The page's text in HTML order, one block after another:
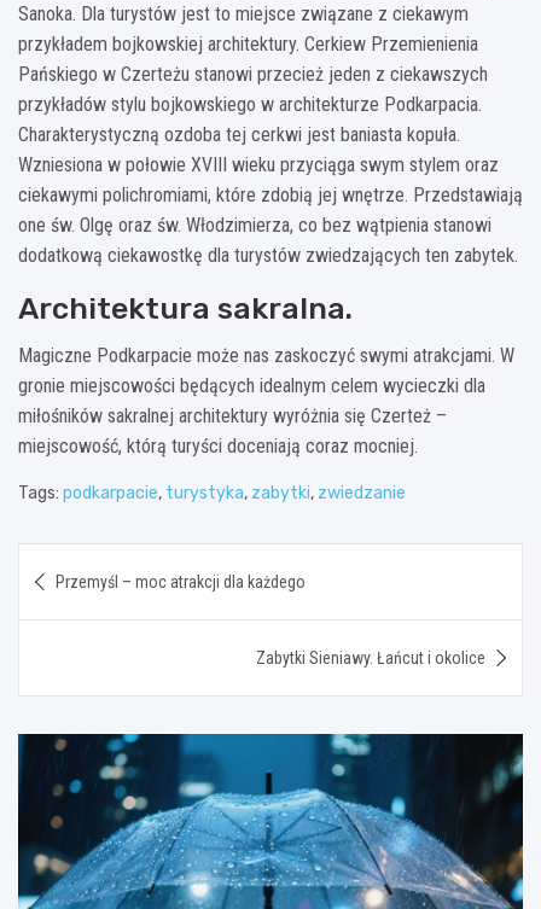
Sanoka. Dla turystów jest to miejsce związane z ciekawym
przykładem bojkowskiej architektury. Cerkiew Przemienienia
Pańskiego w Czerteżu stanowi przecież jeden z ciekawszych
przykładów stylu bojkowskiego w architekturze Podkarpacia.
Charakterystyczną ozdoba tej cerkwi jest baniasta kopuła.
Wzniesiona w połowie XVIII wieku przyciąga swym stylem oraz
ciekawymi polichromiami, które zdobią jej wnętrze. Przedstawiają
one św. Olgę oraz św. Włodzimierza, co bez wątpienia stanowi
dodatkową ciekawostkę dla turystów zwiedzających ten zabytek.
Architektura sakralna.
Magiczne Podkarpacie może nas zaskoczyć swymi atrakcjami. W
gronie miejscowości będących idealnym celem wycieczki dla
miłośników sakralnej architektury wyróżnia się Czerteż –
miejscowość, którą turyści doceniają coraz mocniej.
Tags: podkarpacie, turystyka, zabytki, zwiedzanie
wpisu
Przemyśl – moc atrakcji dla każdego
Zabytki Sieniawy. Łańcut i okolice